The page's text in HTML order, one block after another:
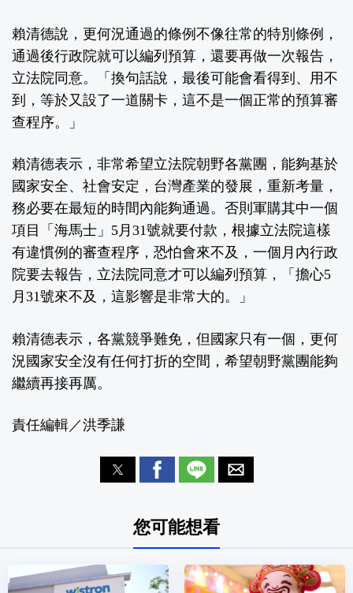
賴清德說，更何況通過的條例不像往常的特別條例，
通過後行政院就可以編列預算，還要再做一次報告，
立法院同意。「換句話說，最後可能會看得到、用不
到，等於又設了一道關卡，這不是一個正常的預算審
查程序。」
賴清德表示，非常希望立法院朝野各黨團，能夠基於
國家安全、社會安定，台灣產業的發展，重新考量，
務必要在最短的時間內能夠通過。否則軍購其中一個
項目「海馬士」5月31號就要付款，根據立法院這樣
有違慣例的審查程序，恐怕會來不及，一個月內行政
院要去報告，立法院同意才可以編列預算，「擔心5
月31號來不及，這影響是非常大的。」
賴清德表示，各黨競爭難免，但國家只有一個，更何
況國家安全沒有任何打折的空間，希望朝野黨團能夠
繼續再接再厲。
責任編輯／洪季謙
您可能想看